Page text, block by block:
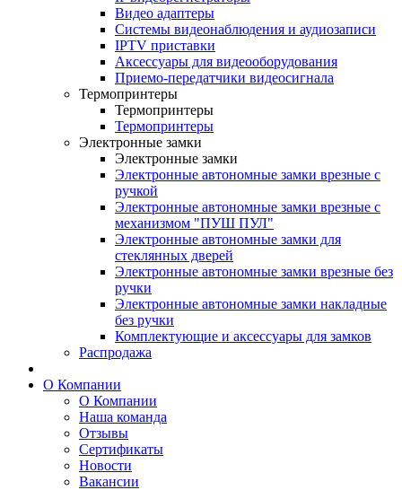
Видео адаптеры
Системы видеонаблюдения и аудиозаписи
IPTV приставки
Аксессуары для видеооборудования
Приемо-передатчики видеосигнала
Термопринтеры
Термопринтеры
Термопринтеры
Электронные замки
Электронные замки
Электронные автономные замки врезные с
ручкой
Электронные автономные замки врезные с
механизмом "ПУШ ПУЛ"
Электронные автономные замки для
стеклянных дверей
Электронные автономные замки врезные без
ручки
Электронные автономные замки накладные
без ручки
Комплектующие и аксессуары для замков
Распродажа
О Компании
О Компании
Наша команда
Отзывы
Сертификаты
Новости
Вакансии